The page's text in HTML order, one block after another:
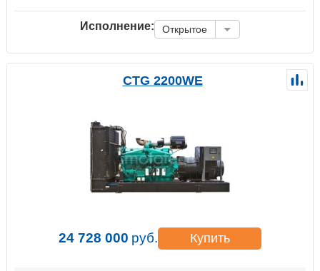
Исполнение: Открытое
CTG 2200WE
24 728 000 руб. Купить